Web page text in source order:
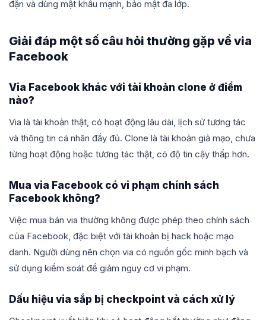
đặn và dùng mật khẩu mạnh, bảo mật đa lớp.
Giải đáp một số câu hỏi thường gặp về via
Facebook
Via Facebook khác với tài khoản clone ở điểm
nào?
Via là tài khoản thật, có hoạt động lâu dài, lịch sử tương tác
và thông tin cá nhân đầy đủ. Clone là tài khoản giả mạo, chưa
từng hoạt động hoặc tương tác thật, có độ tin cậy thấp hơn.
Mua via Facebook có vi phạm chính sách
Facebook không?
Việc mua bán via thường không được phép theo chính sách
của Facebook, đặc biệt với tài khoản bị hack hoặc mạo
danh. Người dùng nên chọn via có nguồn gốc minh bạch và
sử dụng kiểm soát để giảm nguy cơ vi phạm.
Dấu hiệu via sắp bị checkpoint và cách xử lý